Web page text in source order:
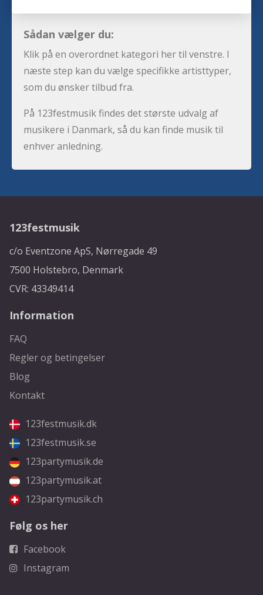
Sådan vælger du:
Klik på en overordnet kategori her til venstre. I
næste step kan du vælge specifikke artisttyper,
som du ønsker tilbud fra.
På 123festmusik findes det største udvalg af
musikere i Danmark, så du kan finde musik til
enhver anledning.
123festmusik
c/o Eventzone ApS, Nørregade 49
7500 Holstebro, Denmark
CVR: 43349414
Information
FAQ
Regler og betingelser
Blog
Kontakt
123festmusik.dk
123festmusik.se
123partymusik.de
123partymusik.at
123partymusik.ch
Følg os her
Facebook
Instagram